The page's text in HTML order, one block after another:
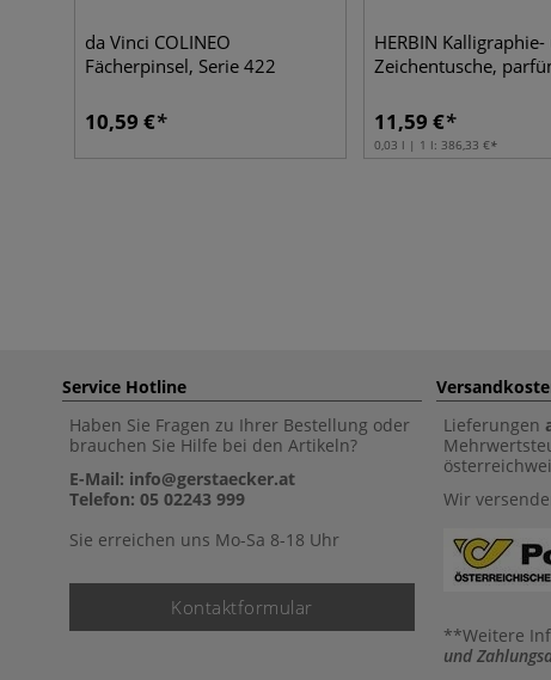
da Vinci COLINEO
Fächerpinsel, Serie 422
10,59 €
HERBIN Kalligraphie-
Zeichentusche,
11,59 €
0,03 l | 1 l: 386,33 €
Service Hotline
Haben Sie Fragen zu Ihrer Bestellung oder
brauchen Sie Hilfe bei den Artikeln?
E-Mail: info@gerstaecker.at
Telefon: 05 02243 999
Sie erreichen uns Mo-Sa 8-18 Uhr
Kontaktformular
Lieferungen
Wir
**Weitere
und